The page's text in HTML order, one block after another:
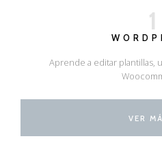
1
Aprende a editar plantillas,
VER